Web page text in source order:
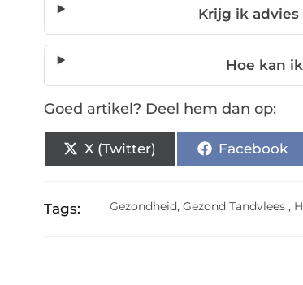
Krijg ik
Hoe kan
Goed artikel? Deel hem dan op:
X (Twitter) Facebook
Tags: Gezondheid,Gezond Tandvlees ,